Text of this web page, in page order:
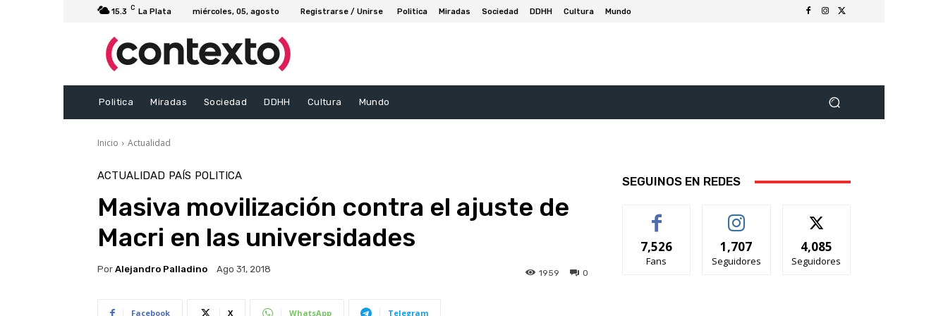
15.3 C La Plata miércoles, 05, agosto Registrarse / Unirse Politica Miradas Sociedad DDHH Cultura Mundo
Politica Miradas Sociedad DDHH Cultura Mundo
Inicio Actualidad
ACTUALIDAD PAÍS POLITICA
Masiva movilización contra el ajuste de
Macri en las universidades
Por Alejandro Palladino Ago 31, 2018 0
1959
Facebook X WhatsApp Telegram
SEGUINOS EN REDES
7,526
Fans
1,707
Seguidores
4,085
Seguidores